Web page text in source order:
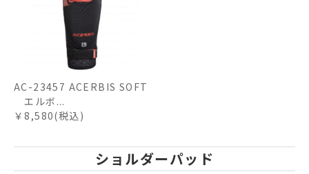
AC-23457 ACERBIS SOFT
エルボ...
￥8,580(税込)
ショルダーパッド